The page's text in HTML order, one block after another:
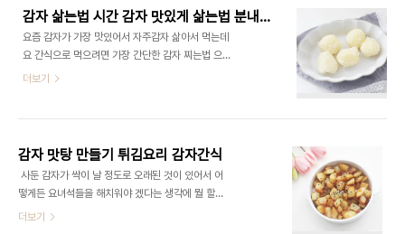
조리하는 것이 가장 쉬운데요 ​ 아무튼 냄비에 감자 삶
는법 알려드릴게요 1. 우선 감자는 껍질을 벗겨서 준
비해 주세요 감자는 혹시라도 오래되면 푸릇푸릇하
게 변할 때가 있는데 그럴 때는 아무래도 잘라서 먹어
야 해요 ​ 안 그럼 배탈이 난답니다 싹 난 감자는 싹을
서 먹기만 해도 맛있죠! ​2. ​이제 냄비에 감자 삶는 법
감자 삶는법 시간 감자 맛있게 삶는법 분내나게 감자 찌는법 감자 찌기
요즘 감자가 가장 맛있어서 자주감자 삶아서 먹는데
요 간식으로 먹으려면 가장 간단한 감자 찌는법 으로
맛있게 먹어보세요 ​ 감자가 맛있다 보니 그냥 감자만
주 해서 먹는 방법은 물에 감자를 껍질 벗겨서 먹는
것을 가장 좋아해요 오늘도 감자 쪄서 5개 했더니 순
식간에 먹었는데요 ​ 간식으로 좋은데 너무 많이 먹는
것이 아닌가 싶습니다 ㅎㅎ ​우선 감자를 껍질을 벗겨
주세요 ​ 감자가 초록색이라면 잘못먹으면 배탈이 날
더보기
감자 맛탕 만들기 튀김요리 감자간식
​ 사둔 감자가 싹이 날 정도로 오래된 것이 있어서 어
떻게든 요녀석들을 해치워야 겠다는 생각에 뭘 할까
고민하다 감자 맛탕을 만들기로 했어요 ​ 감자도 활용
더보기